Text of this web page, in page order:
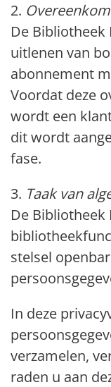
2.
De
uitlenen van
abonnement
Voordat deze
wordt een
dit wordt
fase.
3. Taak van
De
stelsel
In deze
verzamelen,
raden u aan